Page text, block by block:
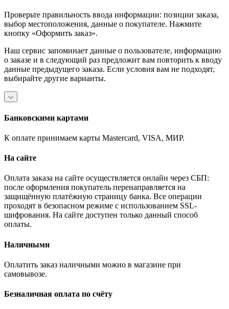
Проверьте правильность ввода информации: позиции заказа,
выбор местоположения, данные о покупателе. Нажмите
кнопку «Оформить заказ».
Наш сервис запоминает данные о пользователе, информацию
о заказе и в следующий раз предложит вам повторить к вводу
данные предыдущего заказа. Если условия вам не подходят,
выбирайте другие варианты.
Банковскими картами
К оплате принимаем карты Mastercard, VISA, МИР.
На сайте
Оплата заказа на сайте осуществляется онлайн через СБП:
после оформления покупатель перенаправляется на
защищённую платёжную страницу банка. Все операции
проходят в безопасном режиме с использованием SSL-
шифрования. На сайте доступен только данный способ
оплаты.
Наличными
Оплатить заказ наличными можно в магазине при
самовывозе.
Безналичная оплата по счёту